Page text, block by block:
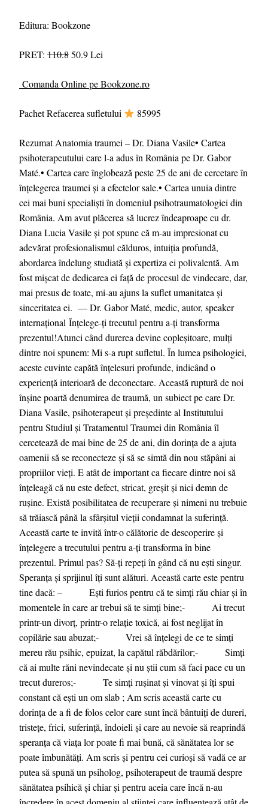
Editura: Bookzone
PRET: 110.850.9 Lei
Comanda Online pe Bookzone.ro
Pachet Refacerea sufletului 85995
Rezumat Anatomia traumei – Dr. Diana Vasile• Cartea
psihoterapeutului care l-a adus în România pe Dr. Gabor
Maté.• Cartea care înglobează peste 25 de ani de cercetare în
înțelegerea traumei și a efectelor sale.• Cartea unuia dintre
cei mai buni specialiști în domeniul psihotraumatologiei din
România. Am avut plăcerea să lucrez îndeaproape cu dr.
Diana Lucia Vasile şi pot spune că m-au impresionat cu
adevărat profesionalismul călduros, intuiția profundă,
abordarea îndelung studiată și expertiza ei polivalentă. Am
fost mișcat de dedicarea ei faţă de procesul de vindecare, dar,
mai presus de toate, mi-au ajuns la suflet umanitatea și
sinceritatea ei. –– Dr. Gabor Maté, medic, autor, speaker
internațional Înțelege-ți trecutul pentru a-ți transforma
prezentul!Atunci când durerea devine copleșitoare, mulți
dintre noi spunem: Mi s-a rupt sufletul. În lumea psihologiei,
aceste cuvinte capătă înțelesuri profunde, indicând o
experiență interioară de deconectare. Această ruptură de noi
înșine poartă denumirea de traumă, un subiect pe care Dr.
Diana Vasile, psihoterapeut și președinte al Institutului
pentru Studiul și Tratamentul Traumei din România îl
cercetează de mai bine de 25 de ani, din dorința de a ajuta
oamenii să se reconecteze și să se simtă din nou stăpâni ai
propriilor vieți. E atât de important ca fiecare dintre noi să
înțeleagă că nu este defect, stricat, greșit și nici demn de
rușine. Există posibilitatea de recuperare și nimeni nu trebuie
să trăiască până la sfârșitul vieții condamnat la suferință.
Această carte te invită într-o călătorie de descoperire și
înțelegere a trecutului pentru a-ți transforma în bine
prezentul. Primul pas? Să-ți repeți în gând că nu ești singur.
Speranța și sprijinul îți sunt alături. Această carte este pentru
tine dacă: – Ești furios pentru că te simți rău chiar și în
momentele în care ar trebui să te simți bine;- Ai trecut
printr-un divorț, printr-o relație toxică, ai fost neglijat în
copilărie sau abuzat;- Vrei să înțelegi de ce te simți
mereu rău psihic, epuizat, la capătul răbdărilor;- Simți
că ai multe răni nevindecate și nu știi cum să faci pace cu un
trecut dureros;- Te simți rușinat și vinovat și îți spui
constant că ești un om slab ; Am scris această carte cu
dorința de a fi de folos celor care sunt încă bântuiți de dureri,
tristețe, frici, suferință, îndoieli și care au nevoie să reaprindă
speranța că viața lor poate fi mai bună, că sănătatea lor se
poate îmbunătăți. Am scris și pentru cei curioși să vadă ce ar
putea să spună un psiholog, psihoterapeut de traumă despre
sănătatea psihică și chiar și pentru aceia care încă n-au